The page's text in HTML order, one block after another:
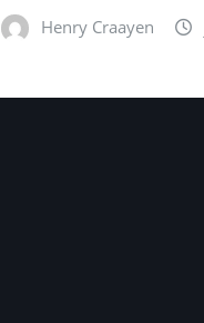
Henry Craayen